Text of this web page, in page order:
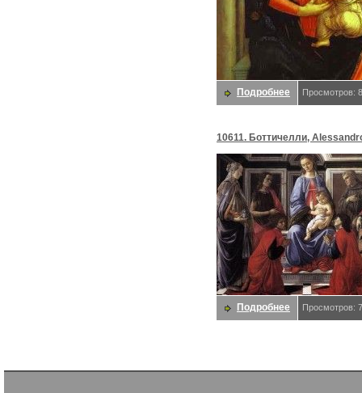
Подробнее Просмотров:
10611. Боттичелли,
Подробнее Просмотров: